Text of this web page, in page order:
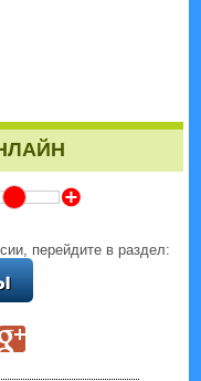
Z
перейдите в раздел: